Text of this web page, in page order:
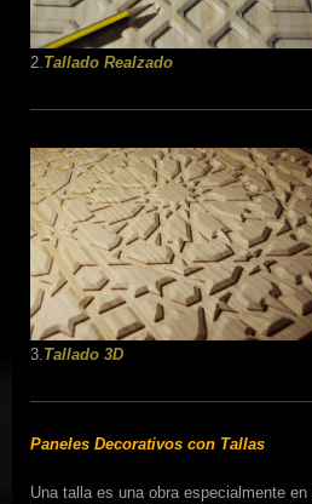
2.Tallado Realzado
3.Tallado 3D
Paneles Decorativos con Tallas
Una talla es una obra especialmente en